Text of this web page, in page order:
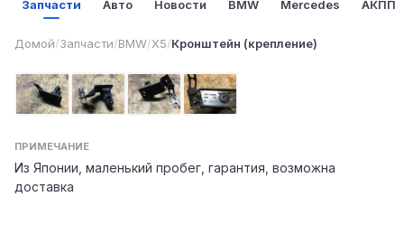
Запчасти Авто Новости BMW Mercedes АКПП
Домой/Запчасти/BMW/X5/Кронштейн (крепление)
ПРИМЕЧАНИЕ
Из Японии, маленький пробег, гарантия, возможна
доставка